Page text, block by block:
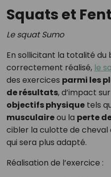
Squats et
Le squat Sumo
En sollicitant la totalité du
correctement réalisé, le
des exercices parmi les
de résultats, d’impact
objectifs physiquetels
musculaireou la perte
cibler la culotte de cheval
qui sera plus adapté.
Réalisation de l’exercice :